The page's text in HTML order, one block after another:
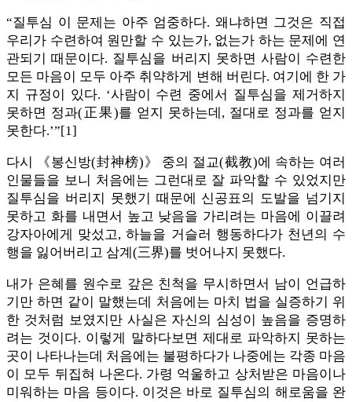
“질투심 이 문제는 아주 엄중하다. 왜냐하면 그것은 직접
우리가 수련하여 원만할 수 있는가, 없는가 하는 문제에 연
관되기 때문이다. 질투심을 버리지 못하면 사람이 수련한
모든 마음이 모두 아주 취약하게 변해 버린다. 여기에 한 가
지 규정이 있다. ‘사람이 수련 중에서 질투심을 제거하지
못하면 정과(正果)를 얻지 못하는데, 절대로 정과를 얻지
못한다.’”[1]
다시 《봉신방(封神榜)》 중의 절교(截教)에 속하는 여러
인물들을 보니 처음에는 그런대로 잘 파악할 수 있었지만
질투심을 버리지 못했기 때문에 신공표의 도발을 넘기지
못하고 화를 내면서 높고 낮음을 가리려는 마음에 이끌려
강자아에게 맞섰고, 하늘을 거슬러 행동하다가 천년의 수
행을 잃어버리고 삼계(三界)를 벗어나지 못했다.
내가 은혜를 원수로 갚은 친척을 무시하면서 남이 언급하
기만 하면 같이 말했는데 처음에는 마치 법을 실증하기 위
한 것처럼 보였지만 사실은 자신의 심성이 높음을 증명하
려는 것이다. 이렇게 말하다보면 제대로 파악하지 못하는
곳이 나타나는데 처음에는 불평하다가 나중에는 각종 마음
이 모두 뒤집혀 나온다. 가령 억울하고 상처받은 마음이나
미워하는 마음 등이다. 이것은 바로 질투심의 해로움을 완